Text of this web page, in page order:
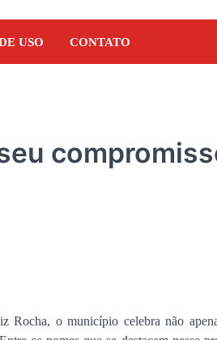
USO CONTATO
Rocha, o município celebra não
Pseudo-blogueiro